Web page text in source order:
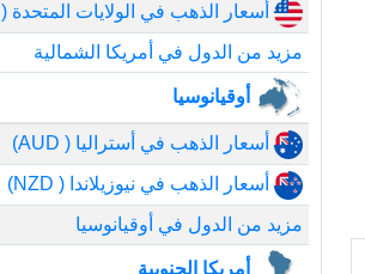
أسعار الذهب في الولايات المتحدة ( USD)
مزيد من الدول في أمريكا الشمالية
أوقيانوسيا
أسعار الذهب في أستراليا ( AUD)
أسعار الذهب في نيوزيلاندا ( NZD)
مزيد من الدول في أوقيانوسيا
أمريكا الجنوبية